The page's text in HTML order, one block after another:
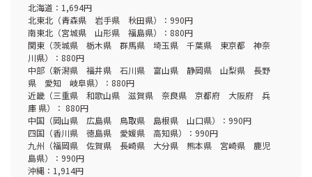
北海道：1,694円
北東北（青森県 岩手県 秋田県）：990円
南東北（宮城県 山形県 福島県）：880円
関東（茨城県 栃木県 群馬県 埼玉県 千葉県 東京都 神奈
川県）：880円
中部（新潟県 福井県 石川県 富山県 静岡県 山梨県 長野
県 愛知 岐阜県）：880円
近畿（三重県 和歌山県 滋賀県 奈良県 京都府 大阪府 兵
庫 県）： 880円
中国（岡山県 広島県 鳥取県 島根県 山口県）：990円
四国（香川県 徳島県 愛媛県 高知県）：990円
九州（福岡県 佐賀県 長崎県 大分県 熊本県 宮崎県 鹿児
島県）：990円
沖縄：1,914円